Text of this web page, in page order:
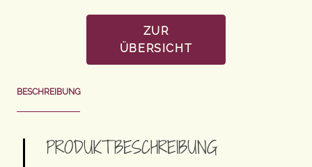
ZUR
ÜBERSICHT
BESCHREIBUNG
PRODUKTBESCHREIBUNG